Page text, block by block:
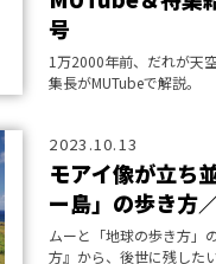
号
1万2000年前、だれが天
集長がMUTubeで解説。
2023.10.13
モアイ像が立ち
ー島」の歩き方
ムーと「地球の歩き方」
方』から、後世に残した